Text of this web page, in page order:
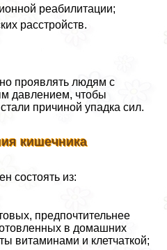
реабилитации;
расстройств.
проявлять людям с
давлением, чтобы
причиной упадка сил.
кишечника
состоять из:
предпочтительнее
в домашних
витаминами и клетчаткой;